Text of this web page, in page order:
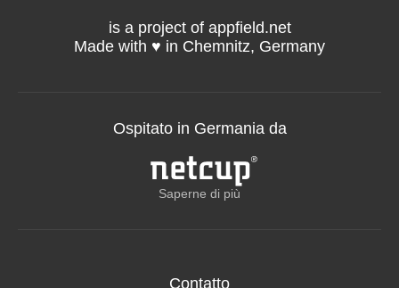
is a project of appfield.net
Made with ♥️ in Chemnitz, Germany
Ospitato in Germania da
Saperne di più
Contatto